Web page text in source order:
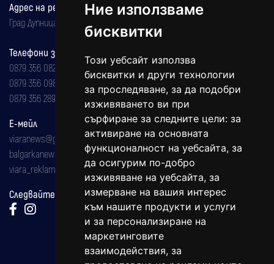
Ние използваме
бисквитки
Този уебсайт използва
бисквитки и други технологии
за проследяване, за да подобри
изживяването ви при
сърфиране за следните цели: за
активиране на основната
функционалност на уебсайта, за
да осигурим по-добро
изживяване на уебсайта, за
измерване на вашия интерес
към нашите продукти и услуги
и за персонализиране на
маркетинговите
взаимодействия, за
Адрес на редакцията
Град Дупница, ул.''Христо Ботев" 43
Телефони за реклама и абонаменти
0879 356 082
0879 356 098
0879 356 289
Е-мейл
viaranews@gmail.com
balgarkanews@gmail.com
viara_reklama@mail.bg
Следвайте ни: